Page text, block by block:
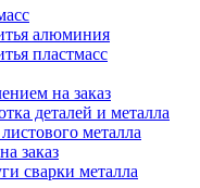
алюминия
пластмасс
на заказ
деталей и металла
металла
заказ
сварки металла